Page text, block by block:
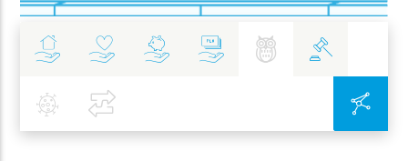
UbezpieczeniaZdrowie Inwestycje Bankowość Najlepsze Praktyki
Covid-19